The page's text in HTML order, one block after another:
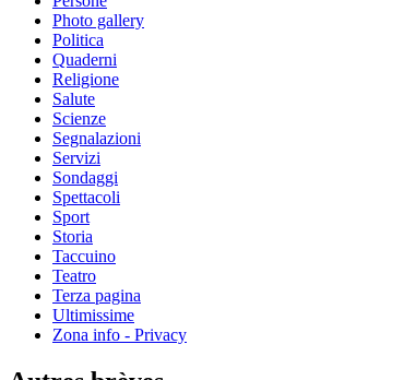
Photo gallery
Politica
Quaderni
Religione
Salute
Scienze
Segnalazioni
Servizi
Sondaggi
Spettacoli
Sport
Storia
Taccuino
Teatro
Terza pagina
Ultimissime
Zona info - Privacy